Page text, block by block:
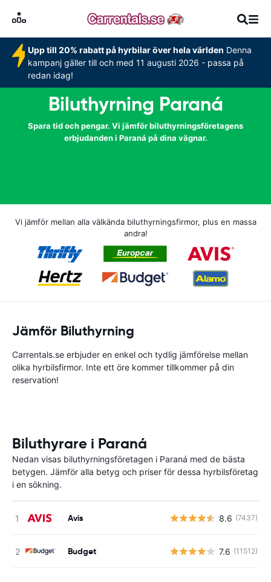
Upp till 20% rabatt på hyrbilar över hela världen Denna
kampanj gäller till och med 11 augusti 2026 - passa på
redan idag!
Biluthyrning Paraná
Spara tid och pengar. Vi jämför biluthyrningsföretagens
erbjudanden i Paraná på dina vägnar.
Vi jämför mellan alla välkända biluthyrningsfirmor, plus en massa
andra!
Jämför Biluthyrning
Carrentals.se erbjuder en enkel och tydlig jämförelse mellan
olika hyrbilsfirmor. Inte ett öre kommer tillkommer på din
reservation!
Biluthyrare i Paraná
Nedan visas biluthyrningsföretagen i Paraná med de bästa
betygen. Jämför alla betyg och priser för dessa hyrbilsföretag
i en sökning.
Avis 8.6 (7437)
Budget 7.6 (11512)